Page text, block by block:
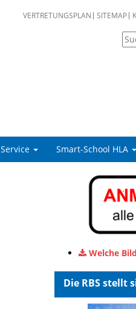
VERTRETUNGSPLAN SITEMAP
Service Smart-School HLA
Welche
Die RBS stellt